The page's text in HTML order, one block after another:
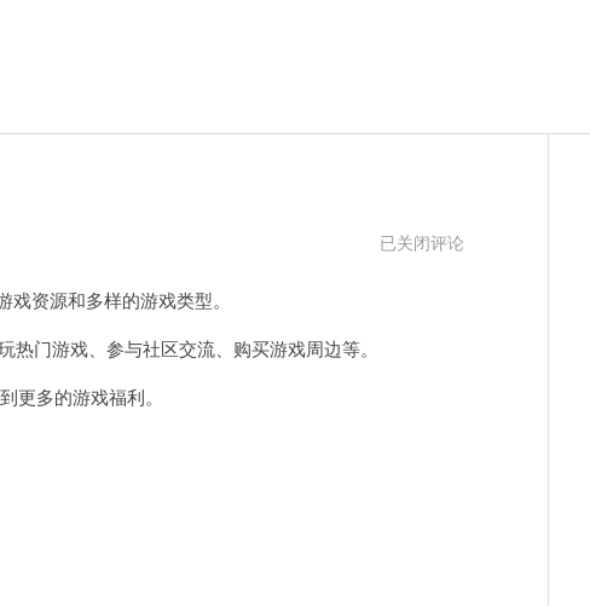
蒸
已关闭评论
资源和多样的游戏类型。
门游戏、参与社区交流、购买游戏周边等。
多的游戏福利。